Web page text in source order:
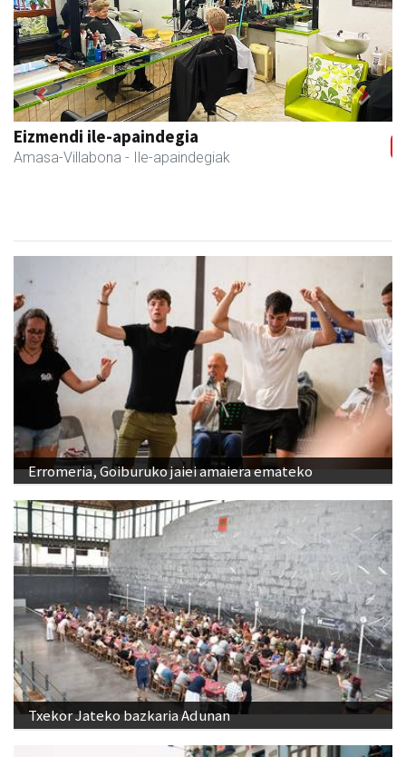
Fleming Herri Eskola
Amasa-Villabona - Hezkuntza
Previous Next
Erromeria, Goiburuko jaiei amaiera emateko
Txekor Jateko bazkaria Adunan